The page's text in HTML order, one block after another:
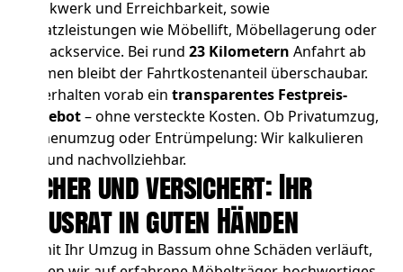
Stockwerk und Erreichbarkeit, sowie
Zusatzleistungen wie Möbellift, Möbellagerung oder
Einpackservice. Bei rund23 Kilometern Anfahrt ab
Bremen bleibt der Fahrtkostenanteil überschaubar.
Sie erhalten vorab eintransparentes Festpreis-
Angebot– ohne versteckte Kosten. Ob Privatumzug,
Firmenumzug oder Entrümpelung: Wir kalkulieren
fair und nachvollziehbar.
Sicher und versichert: Ihr
Hausrat in guten Händen
Damit Ihr Umzug in Bassum ohne Schäden verläuft,